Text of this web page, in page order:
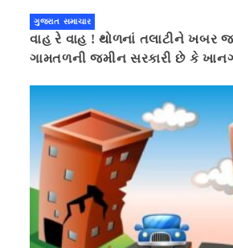
ગુજરાત સમાચાર
વાહ રે વાહ ! થોળનાં તલાટીને ખબર
ગામતળની જમીન સરકારી છે કે